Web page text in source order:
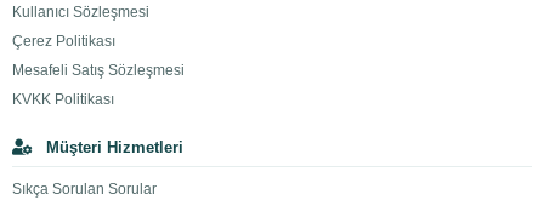
Kullanıcı Sözleşmesi
Çerez Politikası
Mesafeli Satış Sözleşmesi
KVKK Politikası
Müşteri Hizmetleri
Sıkça Sorulan Sorular